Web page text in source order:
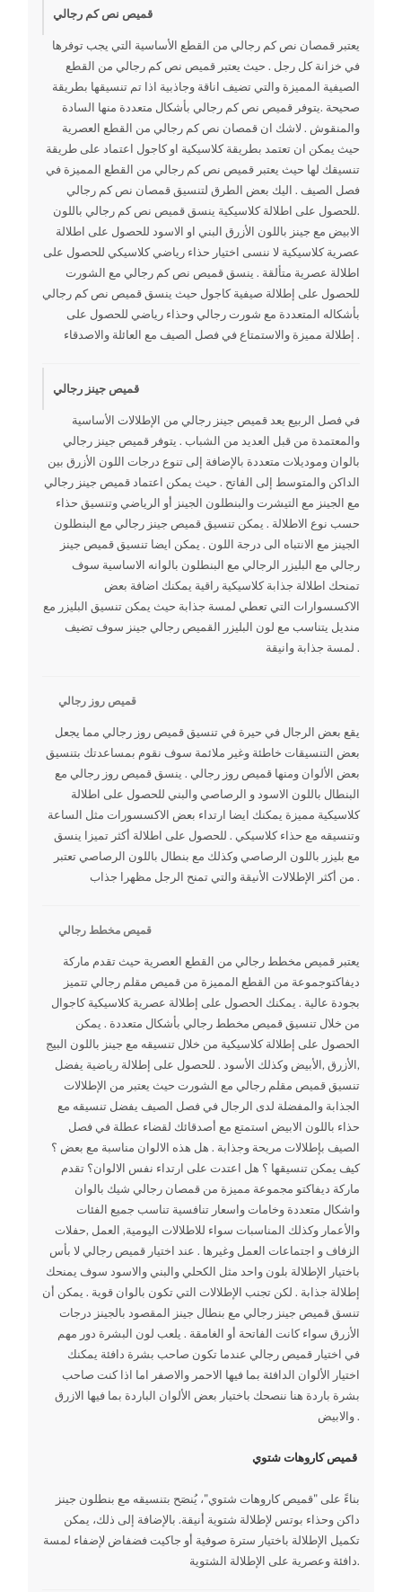
قميص نص كم رجالي
يعتبر قمصان نص كم رجالي من القطع الأساسية التي يجب توفرها
في خزانة كل رجل . حيث يعتبر قميص نص كم رجالي من القطع
الصيفية المميزة والتي تضيف اناقة وجاذبية اذا تم تنسيقها بطريقة
صحيحة .يتوفر قميص نص كم رجالي بأشكال متعددة منها السادة
والمنقوش . لاشك ان قمصان نص كم رجالي من القطع العصرية
حيث يمكن ان تعتمد بطريقة كلاسيكية او كاجول اعتماد على طريقة
تنسيقك لها حيث يعتبر قميص نص كم رجالي من القطع المميزة في
فصل الصيف . اليك بعض الطرق لتنسيق قمصان نص كم رجالي
.للحصول على اطلالة كلاسيكية ينسق قميص نص كم رجالي باللون
الابيض مع جينز باللون الأزرق البني او الاسود للحصول على اطلالة
عصرية كلاسيكية لا ننسى اختيار حذاء رياضي كلاسيكي للحصول على
اطلالة عصرية متألقة . ينسق قميص نص كم رجالي مع الشورت
للحصول على إطلالة صيفية كاجول حيث ينسق قميص نص كم رجالي
بأشكاله المتعددة مع شورت رجالي وحذاء رياضي للحصول على
إطلالة مميزة والاستمتاع في فصل الصيف مع العائلة والاصدقاء .
قميص جينز رجالي
في فصل الربيع يعد قميص جينز رجالي من الإطلالات الأساسية
والمعتمدة من قبل العديد من الشباب . يتوفر قميص جينز رجالي
بالوان وموديلات متعددة بالإضافة إلى تنوع درجات اللون الأزرق بين
الداكن والمتوسط إلى الفاتح . حيث يمكن اعتماد قميص جينز رجالي
مع الجينز مع التيشرت والبنطلون الجينز أو الرياضي وتنسيق حذاء
حسب نوع الاطلالة . يمكن تنسيق قميص جينز رجالي مع البنطلون
الجينز مع الانتباه الى درجة اللون . يمكن ايضا تنسيق قميص جينز
رجالي مع البليزر الرجالي مع البنطلون بالوانه الاساسية سوف
تمنحك اطلالة جذابة كلاسيكية راقية يمكنك اضافة بعض
الاكسسوارات التي تعطي لمسة جذابة حيث يمكن تنسيق البليزر مع
منديل يتناسب مع لون البليزر القميص رجالي جينز سوف تضيف
لمسة جذابة وانيقة .
قميص روز رجالي
يقع بعض الرجال في حيرة في تنسيق قميص روز رجالي مما يجعل
بعض التنسيقات خاطئة وغير ملائمة سوف نقوم بمساعدتك بتنسيق
بعض الألوان ومنها قميص روز رجالي . ينسق قميص روز رجالي مع
البنطال باللون الاسود و الرصاصي والبني للحصول على اطلالة
كلاسيكية مميزة يمكنك ايضا ارتداء بعض الاكسسورات مثل الساعة
وتنسيقه مع حذاء كلاسيكي . للحصول على اطلالة أكثر تميزا ينسق
مع بليزر باللون الرصاصي وكذلك مع بنطال باللون الرصاصي تعتبر
من أكثر الإطلالات الأنيقة والتي تمنح الرجل مظهرا جذاب .
قميص مخطط رجالي
يعتبر قميص مخطط رجالي من القطع العصرية حيث تقدم ماركة
ديفاكتوجموعة من القطع المميزة من قميص مقلم رجالي تتميز
بجودة عالية . يمكنك الحصول على إطلالة عصرية كلاسيكية كاجوال
من خلال تنسيق قميص مخطط رجالي بأشكال متعددة . يمكن
الحصول على إطلالة كلاسيكية من خلال تنسيقه مع جينز باللون البيج
,الأزرق ,الأبيض وكذلك الأسود . للحصول على إطلالة رياضية يفضل
تنسيق قميص مقلم رجالي مع الشورت حيث يعتبر من الإطلالات
الجذابة والمفضلة لدى الرجال في فصل الصيف يفضل تنسيقه مع
حذاء باللون الابيض استمتع مع أصدقائك لقضاء عطلة في فصل
الصيف بإطلالات مريحة وجذابة . هل هذه الالوان مناسبة مع بعض ؟
كيف يمكن تنسيقها ؟ هل اعتدت على ارتداء نفس الالوان؟ تقدم
ماركة ديفاكتو مجموعة مميزة من قمصان رجالي شيك بالوان
واشكال متعددة وخامات واسعار تنافسية تناسب جميع الفئات
والأعمار وكذلك المناسبات سواء للاطلالات اليومية, العمل ,حفلات
الزفاف و اجتماعات العمل وغيرها . عند اختيار قميص رجالي لا بأس
باختيار الإطلالة بلون واحد مثل الكحلي والبني والاسود سوف يمنحك
إطلالة جذابة . لكن تجنب الإطلالات التي تكون بالوان قوية . يمكن أن
تنسق قميص جينز رجالي مع بنطال جينز المقصود بالجينز درجات
الأزرق سواء كانت الفاتحة أو الغامقة . يلعب لون البشرة دور مهم
في اختيار قميص رجالي عندما تكون صاحب بشرة دافئة يمكنك
اختيار الألوان الدافئة بما فيها الاحمر والاصفر اما اذا كنت صاحب
بشرة باردة هنا ننصحك باختيار بعض الألوان الباردة بما فيها الازرق
والابيض .
بناءً على "قميص كاروهات شتوي"، يُنصَح بتنسيقه مع بنطلون جينز
داكن وحذاء بوتس لإطلالة شتوية أنيقة. بالإضافة إلى ذلك، يمكن
تكميل الإطلالة باختيار سترة صوفية أو جاكيت فضفاض لإضفاء لمسة
دافئة وعصرية على الإطلالة الشتوية.